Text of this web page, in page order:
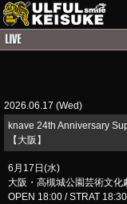
2026.06.17 (Wed)
knave 24th Anniversary
【大阪】
6月17日(水)
大阪・高槻城公園芸術文
OPEN 18:00 / STRAT 18:30